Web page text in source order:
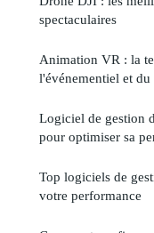
spectaculaires
Animation VR : la
l'événementiel et
Logiciel de gestion
pour optimiser sa
Top logiciels de
votre performance